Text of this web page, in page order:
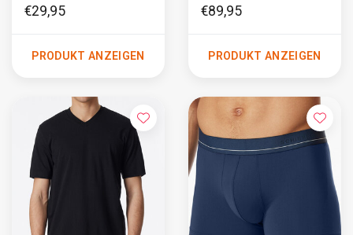
€29,95
PRODUKT ANZEIGEN
€89,95
PRODUKT ANZEIGEN